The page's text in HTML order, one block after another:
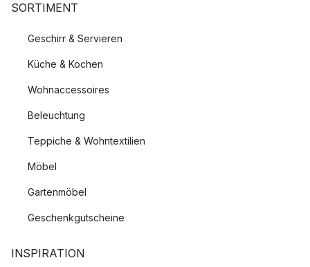
SORTIMENT
Geschirr & Servieren
Küche & Kochen
Wohnaccessoires
Beleuchtung
Teppiche & Wohntextilien
Möbel
Gartenmöbel
Geschenkgutscheine
INSPIRATION